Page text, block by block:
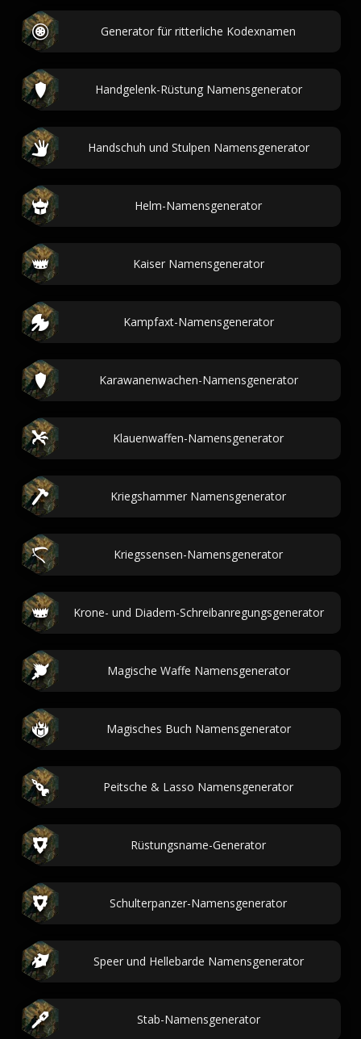
Generator für ritterliche Kodexnamen
Handgelenk-Rüstung Namensgenerator
Handschuh und Stulpen Namensgenerator
Helm-Namensgenerator
Kaiser Namensgenerator
Kampfaxt-Namensgenerator
Karawanenwachen-Namensgenerator
Klauenwaffen-Namensgenerator
Kriegshammer Namensgenerator
Kriegssensen-Namensgenerator
Krone- und Diadem-Schreibanregungsgenerator
Magische Waffe Namensgenerator
Magisches Buch Namensgenerator
Peitsche & Lasso Namensgenerator
Rüstungsname-Generator
Schulterpanzer-Namensgenerator
Speer und Hellebarde Namensgenerator
Stab-Namensgenerator